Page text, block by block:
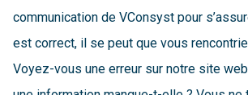
communication de VConsyst pour
est correct, il se peut que vous
Voyez-vous une erreur sur notre site